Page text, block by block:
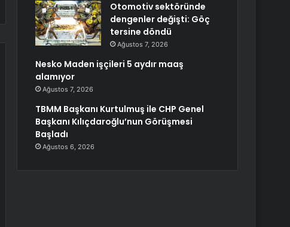
Otomotiv sektöründe
dengenler değişti: Göç
tersine döndü
Ağustos 7, 2026
Nesko Maden işçileri 5 aydır maaş
alamıyor
Ağustos 7, 2026
TBMM Başkanı Kurtulmuş ile CHP Genel
Başkanı Kılıçdaroğlu’nun Görüşmesi
Başladı
Ağustos 6, 2026